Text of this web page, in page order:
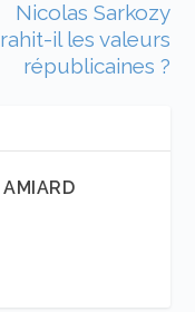
Nicolas Sarkozy
il les valeurs
républicaines ?